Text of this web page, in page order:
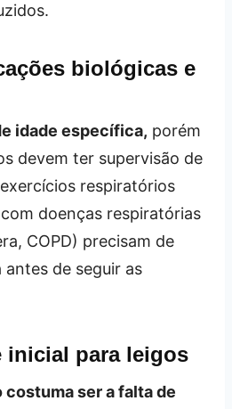
biológicas e
idade específica, porém
devem ter supervisão de
respiratórios
doenças respiratórias
COPD) precisam de
de seguir as
inicial para leigos
costuma ser a falta de